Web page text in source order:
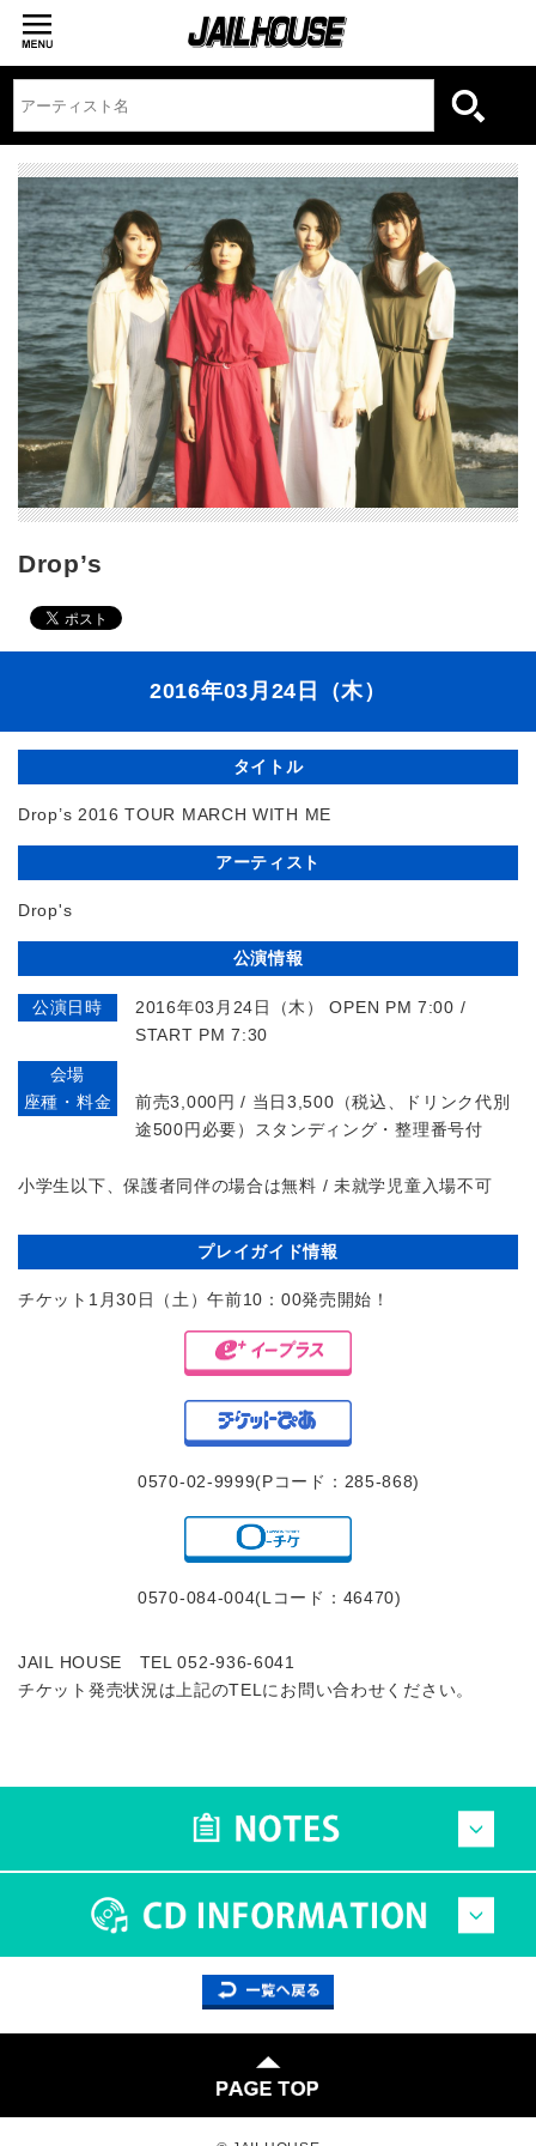
Drop’s
2016年03月24日（木）
タイトル
Drop’s 2016 TOUR MARCH WITH ME
アーティスト
Drop's
公演情報
公演日時
2016年03月24日（木） OPEN PM 7:00 /
START PM 7:30
会場
座種・料金
前売3,000円 / 当日3,500（税込、ドリンク代別
途500円必要）スタンディング・整理番号付
小学生以下、保護者同伴の場合は無料 / 未就学児童入場不可
プレイガイド情報
チケット1月30日（土）午前10：00発売開始！
0570-02-9999(Pコード：285-868)
0570-084-004(Lコード：46470)
JAIL HOUSE TEL 052-936-6041
チケット発売状況は上記のTELにお問い合わせください。